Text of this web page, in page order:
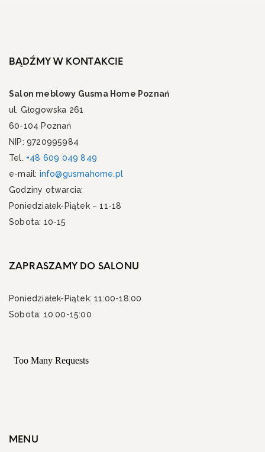
BĄDŹMY W KONTAKCIE
Salon meblowy Gusma Home Poznań
ul. Głogowska 261
60-104 Poznań
NIP: 9720995984
Tel. +48 609 049 849
e-mail: info@gusmahome.pl
Godziny otwarcia:
Poniedziałek-Piątek – 11-18
Sobota: 10-15
ZAPRASZAMY DO SALONU
Poniedziałek-Piątek: 11:00-18:00
Sobota: 10:00-15:00
MENU